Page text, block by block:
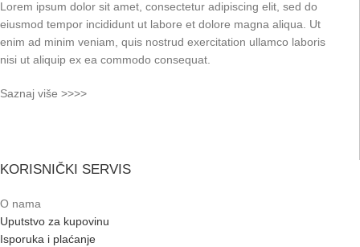
Lorem ipsum dolor sit amet, consectetur adipiscing elit, sed do
eiusmod tempor incididunt ut labore et dolore magna aliqua. Ut
enim ad minim veniam, quis nostrud exercitation ullamco laboris
nisi ut aliquip ex ea commodo consequat.
Saznaj više >>>>
KORISNIČKI SERVIS
O nama
Uputstvo za kupovinu
Isporuka i plaćanje